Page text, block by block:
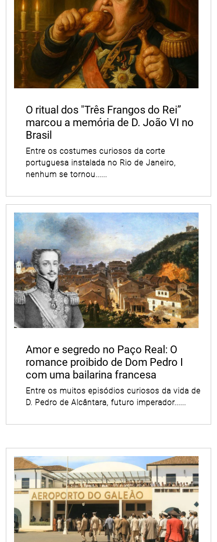
O ritual dos "Três Frangos do Rei”
marcou a memória de D. João VI no
Brasil
Entre os costumes curiosos da corte
portuguesa instalada no Rio de Janeiro,
nenhum se tornou......
Amor e segredo no Paço Real: O
romance proibido de Dom Pedro I
com uma bailarina francesa
Entre os muitos episódios curiosos da vida de
D. Pedro de Alcântara, futuro imperador......